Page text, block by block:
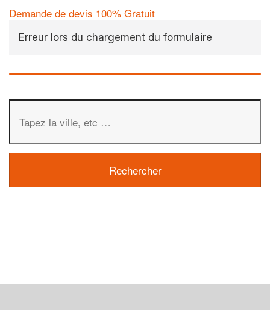
Demande de devis 100% Gratuit
Erreur lors du chargement du formulaire